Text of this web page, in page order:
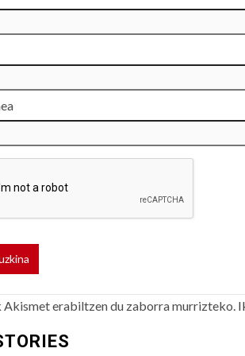
Akismet erabiltzen du zaborra murrizteko.